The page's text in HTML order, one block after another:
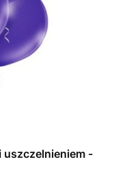
-